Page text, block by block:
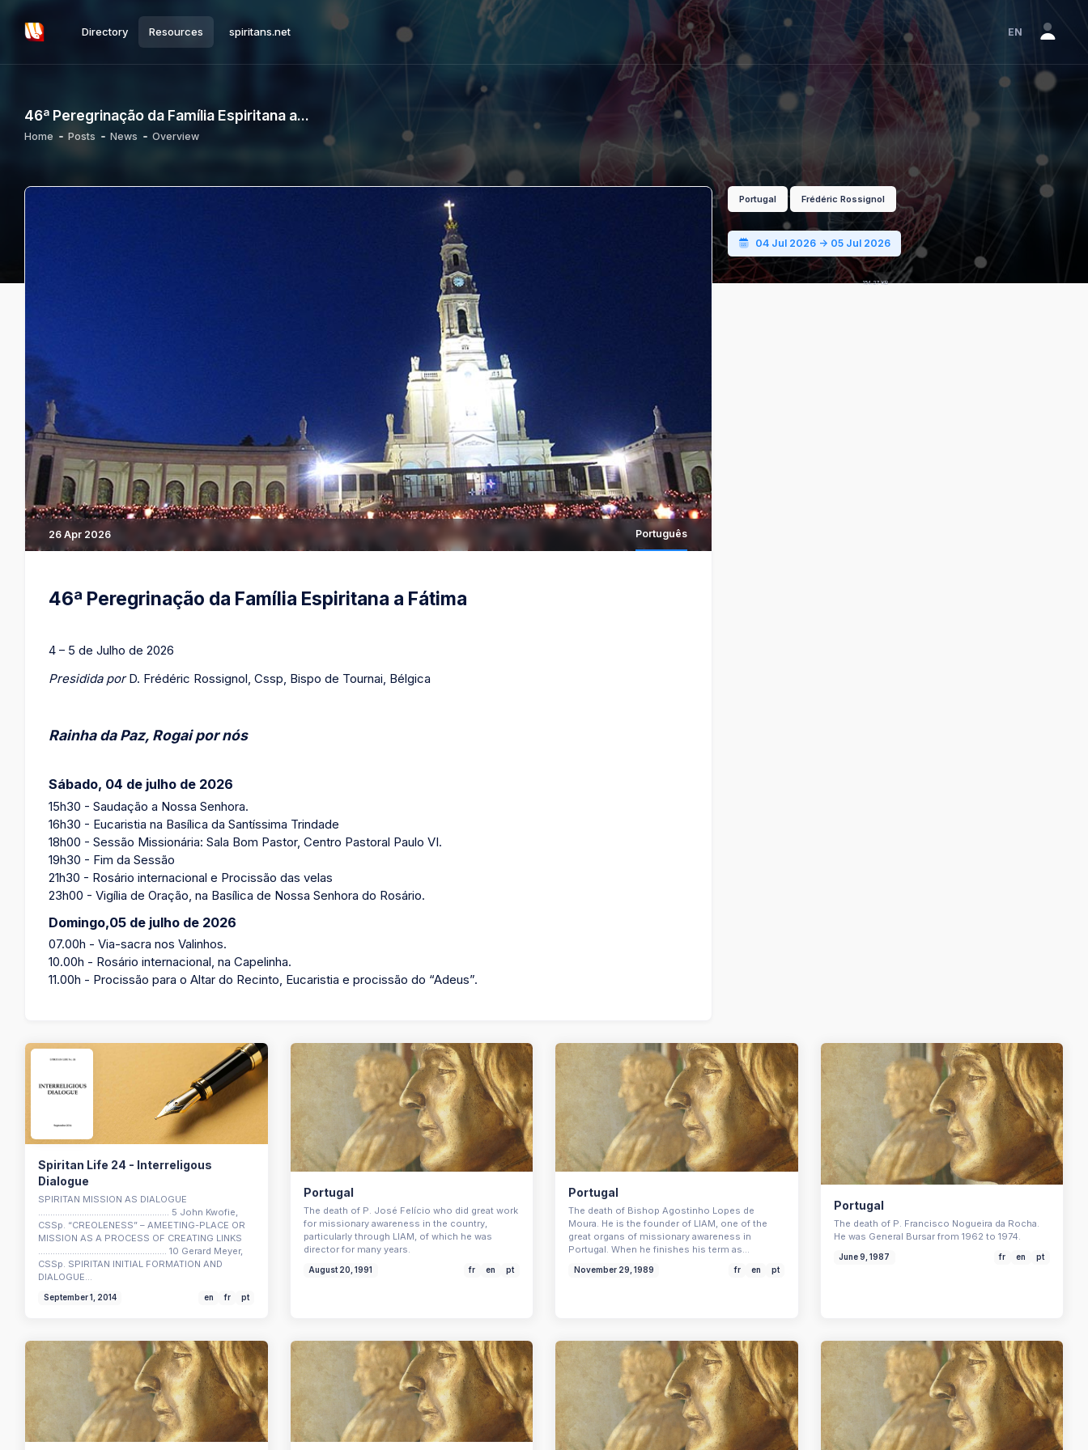
Directory Resources spiritans.net EN
46ª Peregrinação da Família Espiritana a...
Home Posts News Overview
26 Apr 2026 Português
46ª Peregrinação da Família Espiritana a Fátima
4 – 5 de Julho de 2026
Presidida porD. Frédéric Rossignol, Cssp, Bispo de Tournai, Bélgica
Rainha da Paz, Rogai por nós
Sábado, 04 de julho de 2026
15h30 - Saudação a Nossa Senhora.
16h30 - Eucaristia na Basílica da Santíssima Trindade
18h00 - Sessão Missionária: Sala Bom Pastor, Centro Pastoral Paulo VI.
19h30 - Fim da Sessão
21h30 - Rosário internacional e Procissão das velas
23h00 - Vigília de Oração, na Basílica de Nossa Senhora do Rosário.
Domingo,05 de julho de 2026
07.00h - Via-sacra nos Valinhos.
10.00h - Rosário internacional, na Capelinha.
11.00h - Procissão para o Altar do Recinto, Eucaristia e procissão do “Adeus”.
Portugal Frédéric Rossignol
04 Jul 2026 -> 05 Jul 2026
PT jpeg
154.27 KB
Spiritan Life 24 - Interreligous
Dialogue
SPIRITAN MISSION AS DIALOGUE
...................................................... 5 John Kwofie,
CSSp. “CREOLENESS” – AMEETING-PLACE OR
MISSION AS A PROCESS OF CREATING LINKS
..................................................... 10 Gerard Meyer,
CSSp. SPIRITAN INITIAL FORMATION AND
DIALOGUE…
September 1, 2014 en fr pt
Portugal
The death of P. José Felício who did great work
for missionary awareness in the country,
particularly through LIAM, of which he was
director for many years.
August 20, 1991 fr en pt
Portugal
The death of Bishop Agostinho Lopes de
Moura. He is the founder of LIAM, one of the
great organs of missionary awareness in
Portugal. When he finishes his term as…
November 29, 1989 fr en pt
Portugal
The death of P. Francisco Nogueira da Rocha.
He was General Bursar from 1962 to 1974.
June 9, 1987 fr en pt